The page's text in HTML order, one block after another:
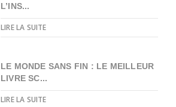
L’INS...
LIRE LA SUITE
LE MONDE SANS FIN : LE MEILLEUR
LIVRE SC...
LIRE LA SUITE